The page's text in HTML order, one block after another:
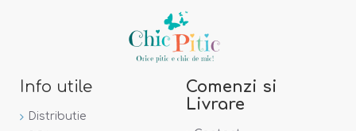
Info utile
Distributie
Comenzi si
Livrare